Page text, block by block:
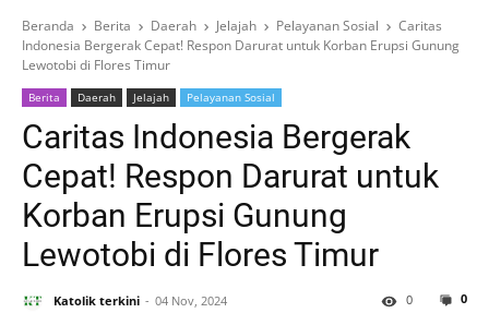
Beranda Berita Daerah Jelajah Pelayanan Sosial
Caritas
Indonesia Bergerak Cepat! Respon Darurat untuk Korban Erupsi Gunung
Lewotobi di Flores Timur
Berita Daerah Jelajah Pelayanan Sosial
Caritas Indonesia Bergerak
Cepat! Respon Darurat untuk
Korban Erupsi Gunung
Lewotobi di Flores Timur
Katolik terkini 04 Nov, 2024 0
0